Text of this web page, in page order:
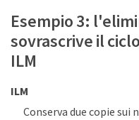
Esempio 3:
sovrascrive il
ILM
ILM
Conserva due copie sui